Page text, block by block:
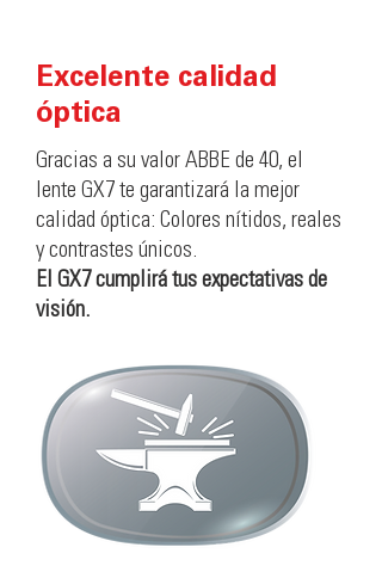
Excelente calidad
óptica
Gracias a su valor ABBE de 40, el
lente GX7 te garantizará la mejor
calidad óptica: Colores nítidos, reales
y contrastes únicos.
El GX7 cumplirá tus expectativas de
visión.